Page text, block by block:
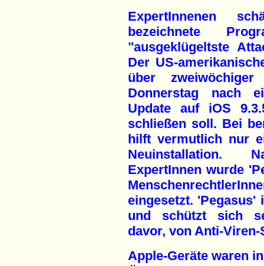
ExpertInnenen
bezeichnete
"ausgeklügeltste
Der US-
über
Donnerstag nach
Update auf iOS
schließen soll. Bei
hilft vermutlich nur
Neuinstallation.
ExpertInnen wurde
eingesetzt. 'Pegasus'
und schützt sich
davor, von Anti-
Apple-Geräte waren